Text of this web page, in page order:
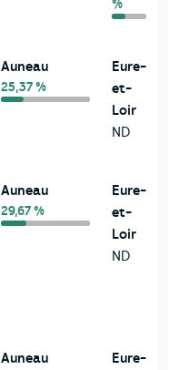
%
Auneau
25,37 %
Eure-
et-
Loir
ND
Auneau
29,67 %
Eure-
et-
Loir
ND
Auneau
Eure-